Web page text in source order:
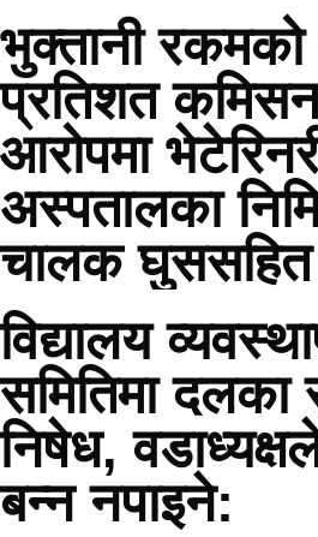
भुक्तानी
प्रतिशत
आरोपमा
अस्पतालका
चालक घुससहित
विद्यालय
समितिमा दलका
निषेध,
बन्न नपाइने: